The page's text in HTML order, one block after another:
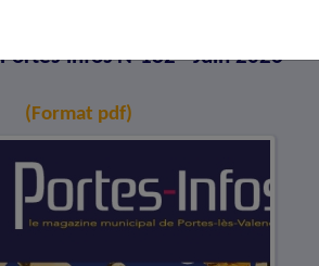
infos N°182 - Juin 2026
(Format pdf)